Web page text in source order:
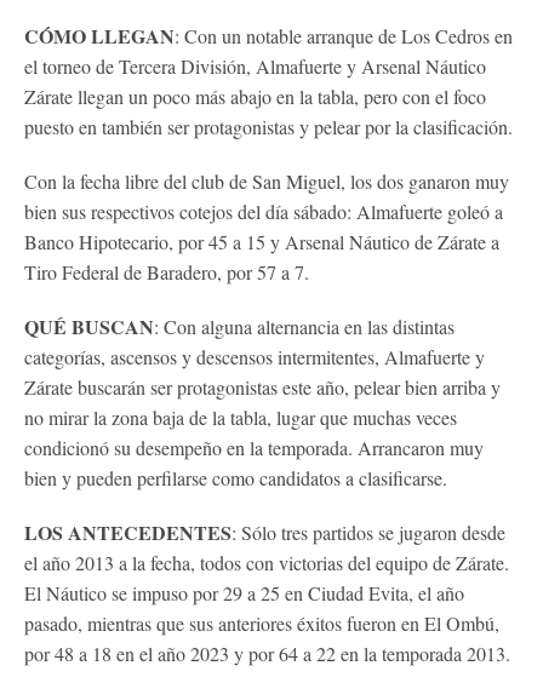
CÓMO LLEGAN: Con un notable arranque de Los Cedros en
el torneo de Tercera División, Almafuerte y Arsenal Náutico
Zárate llegan un poco más abajo en la tabla, pero con el foco
puesto en también ser protagonistas y pelear por la clasificación.
Con la fecha libre del club de San Miguel, los dos ganaron muy
bien sus respectivos cotejos del día sábado: Almafuerte goleó a
Banco Hipotecario, por 45 a 15 y Arsenal Náutico de Zárate a
Tiro Federal de Baradero, por 57 a 7.
QUÉ BUSCAN: Con alguna alternancia en las distintas
categorías, ascensos y descensos intermitentes, Almafuerte y
Zárate buscarán ser protagonistas este año, pelear bien arriba y
no mirar la zona baja de la tabla, lugar que muchas veces
condicionó su desempeño en la temporada. Arrancaron muy
bien y pueden perfilarse como candidatos a clasificarse.
LOS ANTECEDENTES: Sólo tres partidos se jugaron desde
el año 2013 a la fecha, todos con victorias del equipo de Zárate.
El Náutico se impuso por 29 a 25 en Ciudad Evita, el año
pasado, mientras que sus anteriores éxitos fueron en El Ombú,
por 48 a 18 en el año 2023 y por 64 a 22 en la temporada 2013.